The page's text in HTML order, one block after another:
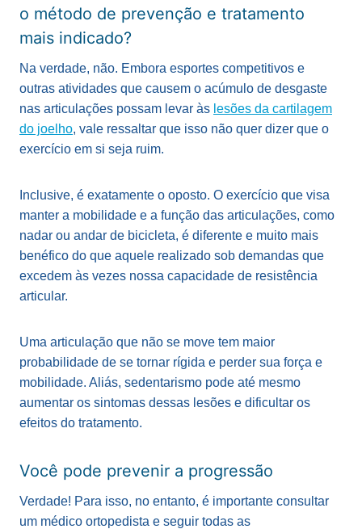
o método de prevenção e tratamento
mais indicado?
Na verdade, não. Embora esportes competitivos e
outras atividades que causem o acúmulo de desgaste
nas articulações possam levar às lesões da cartilagem
do joelho, vale ressaltar que isso não quer dizer que o
exercício em si seja ruim.
Inclusive, é exatamente o oposto. O exercício que visa
manter a mobilidade e a função das articulações, como
nadar ou andar de bicicleta, é diferente e muito mais
benéfico do que aquele realizado sob demandas que
excedem às vezes nossa capacidade de resistência
articular.
Uma articulação que não se move tem maior
probabilidade de se tornar rígida e perder sua força e
mobilidade. Aliás, sedentarismo pode até mesmo
aumentar os sintomas dessas lesões e dificultar os
efeitos do tratamento.
Você pode prevenir a progressão
Verdade! Para isso, no entanto, é importante consultar
um médico ortopedista e seguir todas as